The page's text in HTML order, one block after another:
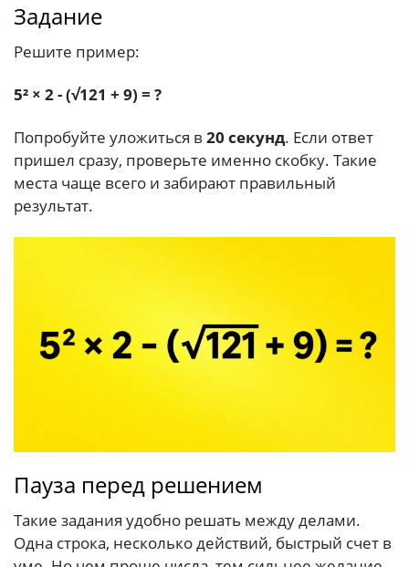
Задание
Решите пример:
5² × 2 - (√121 + 9) = ?
Попробуйте уложиться в 20 секунд. Если ответ
пришел сразу, проверьте именно скобку. Такие
места чаще всего и забирают правильный
результат.
Пауза перед решением
Такие задания удобно решать между делами.
Одна строка, несколько действий, быстрый счет в